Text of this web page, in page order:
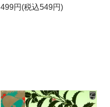
499円(税込549円)